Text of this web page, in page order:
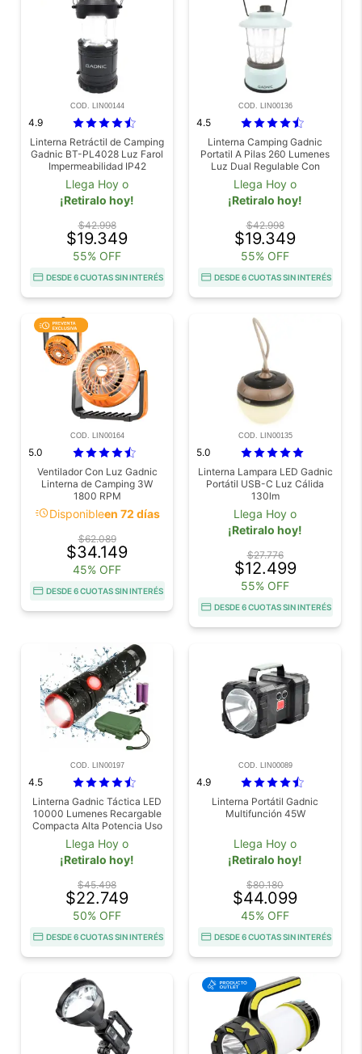
COD. LIN00144
4.9
Linterna Retráctil de Camping
Gadnic BT-PL4028 Luz Farol
Impermeabilidad IP42
Llega Hoy o
¡Retiralo hoy!
$42.998
$19.349
55% OFF
DESDE 6 CUOTAS SIN INTERÉS
COD. LIN00136
4.5
Linterna Camping Gadnic
Portatil A Pilas 260 Lumenes
Luz Dual Regulable Con
Perilla Y Alcance De 5 Metros
Llega Hoy o
¡Retiralo hoy!
$42.998
$19.349
55% OFF
DESDE 6 CUOTAS SIN INTERÉS
COD. LIN00164
5.0
Ventilador Con Luz Gadnic
Linterna de Camping 3W
1800 RPM
acuteDisponibleen 72 días
$62.089
$34.149
45% OFF
DESDE 6 CUOTAS SIN INTERÉS
COD. LIN00135
5.0
Linterna Lampara LED Gadnic
Portátil USB-C Luz Cálida
130lm
Llega Hoy o
¡Retiralo hoy!
$27.776
$12.499
55% OFF
DESDE 6 CUOTAS SIN INTERÉS
COD. LIN00197
4.5
Linterna Gadnic Táctica LED
10000 Lumenes Recargable
Compacta Alta Potencia Uso
Exterior
Llega Hoy o
¡Retiralo hoy!
$45.498
$22.749
50% OFF
DESDE 6 CUOTAS SIN INTERÉS
COD. LIN00089
4.9
Linterna Portátil Gadnic
Multifunción 45W
Llega Hoy o
¡Retiralo hoy!
$80.180
$44.099
45% OFF
DESDE 6 CUOTAS SIN INTERÉS